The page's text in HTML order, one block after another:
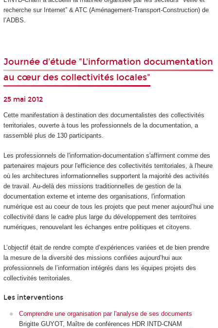
recherche sur Internet” & ATC (Aménagement-Transport-Construction) de
l’ADBS.
Journée d'étude "L'information documentation
au cœur des collectivités locales"
25 mai 2012
Cette manifestation à destination des documentalistes des collectivités
territoriales, ouverte à tous les professionnels de la documentation, a
rassemblé plus de 130 participants.
Les professionnels de l'information-documentation s'affirment comme des
partenaires majeurs pour l'efficience des collectivités territoriales, à l'heure
où les architectures informationnelles supportent la majorité des activités
de travail. Au-delà des missions traditionnelles de gestion de la
documentation externe et interne des organisations, l'information
numérique est au coeur de tous les projets que peut mener aujourd’hui une
collectivité dans le cadre plus large du développement des territoires
numériques, renouvelant les échanges entre politiques et citoyens.
L’objectif était de rendre compte d’expériences variées et de bien prendre
la mesure de la diversité des missions confiées aujourd’hui aux
professionnels de l’information intégrés dans les équipes projets des
collectivités territoriales.
Les interventions
Comprendre une organisation par l'analyse de ses documents
Brigitte GUYOT, Maître de conférences HDR INTD-CNAM